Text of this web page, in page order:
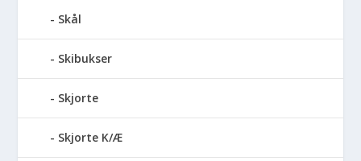
Skål
Skibukser
Skjorte
Skjorte K/Æ